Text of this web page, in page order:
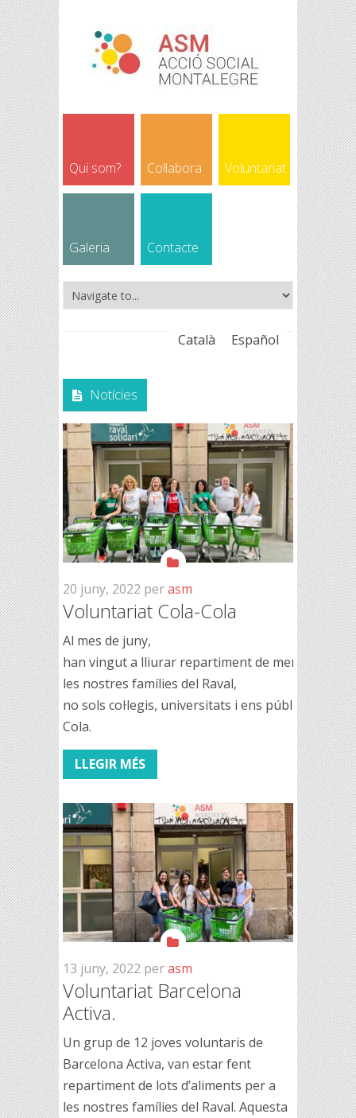
Qui som? Col·labora Voluntariat
Galeria Contacte
Català Español
Notícies
20 juny, 2022 perasm
Voluntariat Cola-Cola
Al mes de juny,
han vingut a lliurar repartiment de menjar a
les nostres famílies del Raval,
no sols col·legis, universitats i ens públics,
Cola.
LLEGIR MÉS
13 juny, 2022 perasm
Voluntariat Barcelona
Activa.
Un grup de 12 joves voluntaris de
Barcelona Activa, van estar fent
repartiment de lots d’aliments per a
les nostres famílies del Raval. Aquesta